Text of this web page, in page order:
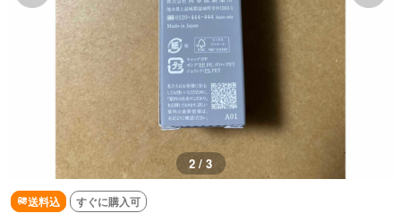
2 / 3
送料込 すぐに購入可